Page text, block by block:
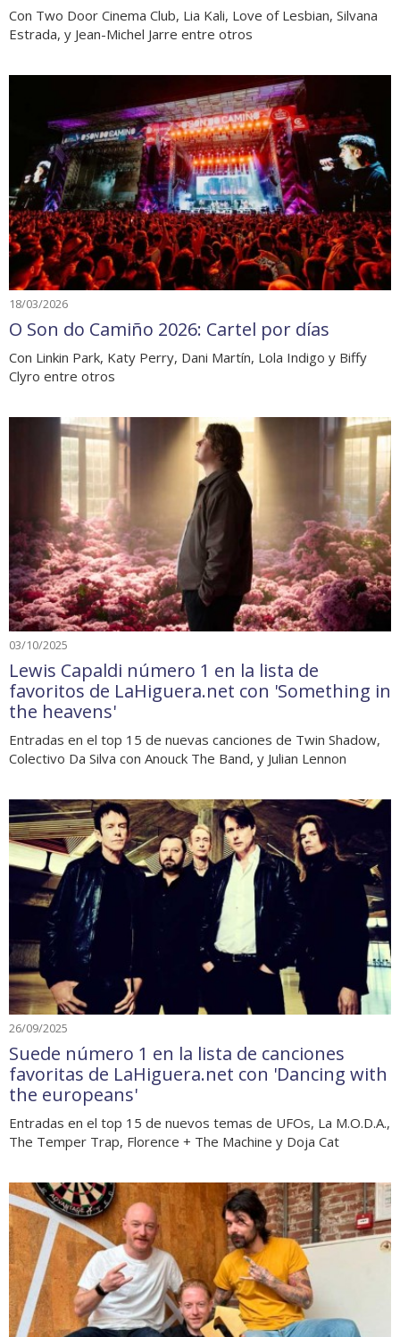
Con Two Door Cinema Club, Lia Kali, Love of Lesbian, Silvana
Estrada, y Jean-Michel Jarre entre otros
18/03/2026
O Son do Camiño 2026: Cartel por días
Con Linkin Park, Katy Perry, Dani Martín, Lola Indigo y Biffy
Clyro entre otros
03/10/2025
Lewis Capaldi número 1 en la lista de
favoritos de LaHiguera.net con 'Something in
the heavens'
Entradas en el top 15 de nuevas canciones de Twin Shadow,
Colectivo Da Silva con Anouck The Band, y Julian Lennon
26/09/2025
Suede número 1 en la lista de canciones
favoritas de LaHiguera.net con 'Dancing with
the europeans'
Entradas en el top 15 de nuevos temas de UFOs, La M.O.D.A.,
The Temper Trap, Florence + The Machine y Doja Cat